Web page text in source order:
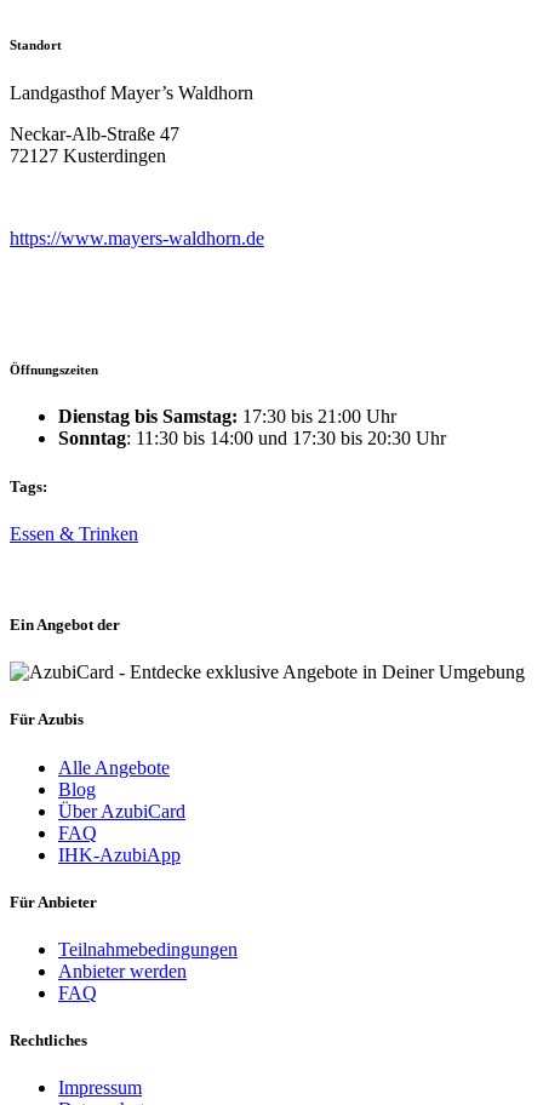
Standort
Landgasthof Mayer’s Waldhorn
Neckar-Alb-Straße 47
72127 Kusterdingen
https://www.mayers-waldhorn.de
Öffnungszeiten
Dienstag bis Samstag: 17:30 bis 21:00 Uhr
Sonntag: 11:30 bis 14:00 und 17:30 bis 20:30 Uhr
Tags:
Essen & Trinken
Ein Angebot der
Für Azubis
Alle Angebote
Blog
Über AzubiCard
FAQ
IHK-AzubiApp
Für Anbieter
Teilnahmebedingungen
Anbieter werden
FAQ
Rechtliches
Impressum